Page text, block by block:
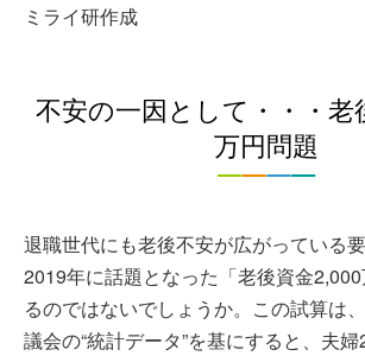
ミライ研作成
不安の一因として・・・老
万円問題
退職世代にも老後不安が広がっている要
2019年に話題となった「老後資金
るのではないでしょうか。この試算は
議会の“統計データ”を基にすると、夫